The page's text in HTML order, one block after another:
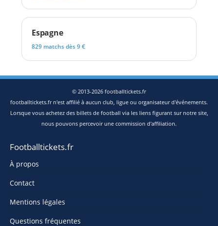
Espagne
829 matchs dès 9 €
© 2013-2026 footballtickets.fr
footballtickets.fr n'est affilié à aucun club, ligue ou organisateur d'événements.
Lorsque vous achetez des billets de football via les liens figurant sur notre site,
nous pouvons percevoir une commission d'affiliation.
Footballtickets.fr
À propos
Contact
Mentions légales
Questions fréquentes